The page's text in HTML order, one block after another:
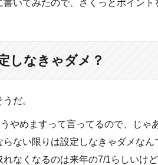
いてみたので、さくっとポイント
しなきゃダメ？
だ。
やめますって言ってるので、じゃ
ない限りは設定しなきゃダメなん
れなくなるのは来年の7/1らしいけ